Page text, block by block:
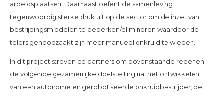
arbeidsplaatsen. Daarnaast oefent de samenleving
tegenwoordig sterke druk uit op de sector om de inzet van
bestrijdingsmiddelen te beperken/elimineren waardoor de
telers genoodzaakt zijn meer manueel onkruid te wieden.
In dit project streven de partners om bovenstaande redenen
de volgende gezamenlijke doelstelling na: het ontwikkelen
van een autonome en gerobotiseerde onkruidbestrijder; de